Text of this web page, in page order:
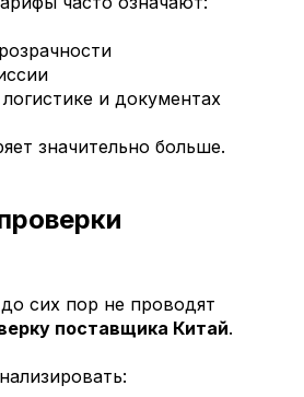
и документах
значительно больше.
сих пор не проводят
поставщика Китай.